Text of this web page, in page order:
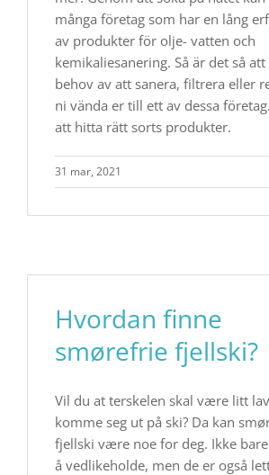
många företag som har en lång
av produkter för olje- vatten och
kemikaliesanering. Så är det så
behov av att sanera, filtrera eller
ni vända er till ett av dessa
att hitta rätt sorts produkter.
31 mar, 2021
Hvordan finne
smørefrie fjellski?
​Vil du at terskelen skal være litt
komme seg ut på ski? Da kan
fjellski være noe for deg. Ikke
å vedlikeholde, men de er også